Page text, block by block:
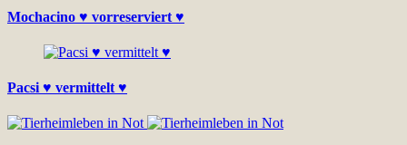
Mochacino ♥ vorreserviert ♥
Pacsi ♥ vermittelt ♥